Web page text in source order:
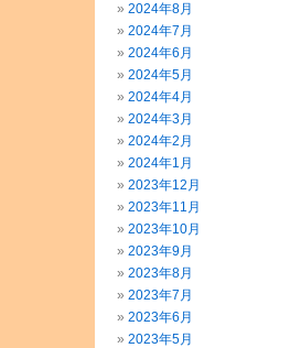
2024年8月
2024年7月
2024年6月
2024年5月
2024年4月
2024年3月
2024年2月
2024年1月
2023年12月
2023年11月
2023年10月
2023年9月
2023年8月
2023年7月
2023年6月
2023年5月